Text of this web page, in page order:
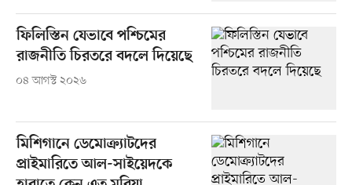
ফিলিস্তিন যেভাবে পশ্চিমের
রাজনীতি চিরতরে বদলে দিয়েছে
০৪ আগস্ট ২০২৬
মিশিগানে ডেমোক্র্যাটদের
প্রাইমারিতে আল-সাইয়েদকে